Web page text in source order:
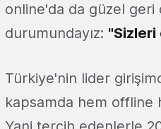
online'da da güzel geri
durumundayız: "Sizleri
Türkiye'nin lider
kapsamda hem offline